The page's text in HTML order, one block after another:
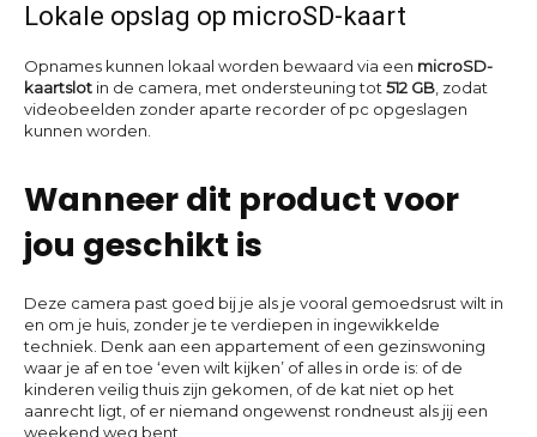
Lokale opslag op microSD-kaart
Opnames kunnen lokaal worden bewaard via een microSD-
kaartslot in de camera, met ondersteuning tot 512 GB , zodat
videobeelden zonder aparte recorder of pc opgeslagen
kunnen worden.
Wanneer dit product voor
jou geschikt is
Deze camera past goed bij je als je vooral gemoedsrust wilt in
en om je huis, zonder je te verdiepen in ingewikkelde
techniek. Denk aan een appartement of een gezinswoning
waar je af en toe ‘even wilt kijken’ of alles in orde is: of de
kinderen veilig thuis zijn gekomen, of de kat niet op het
aanrecht ligt, of er niemand ongewenst rondneust als jij een
weekend weg bent.